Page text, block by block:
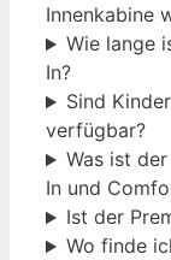
Innenkabine
Wie lange
In?
Sind
verfügbar?
Was ist
In und
Ist der
Wo finde